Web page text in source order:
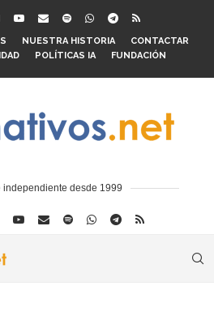
NUESTRA HISTORIA
CONTACTAR
POLÍTICAS IA FUNDACIÓN
independiente desde 1999